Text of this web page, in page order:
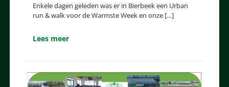
Enkele dagen geleden was er in Bierbeek een Urban
run & walk voor de Warmste Week en onze […]
Lees meer